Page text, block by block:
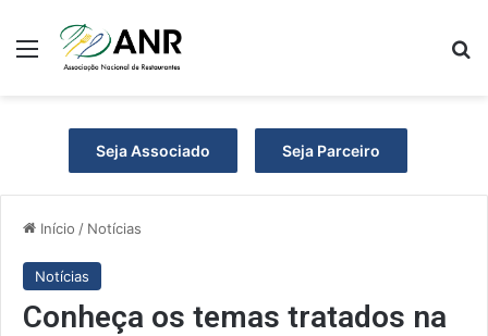
Menu
Seja Associado Seja Parceiro
Início / Notícias
Notícias
Conheça os temas tratados na